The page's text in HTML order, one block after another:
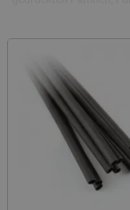
die bei uns
Distanzbüchse und
Laden findest du alles,